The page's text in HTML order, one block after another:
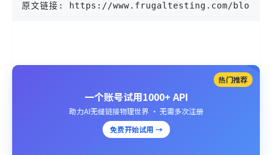
原文链接: https://www.frugaltesting.com/
热门推荐
一个账号试用1000+ API
助力AI无缝链接物理世界 · 无需多次注册
免费开始试用 →